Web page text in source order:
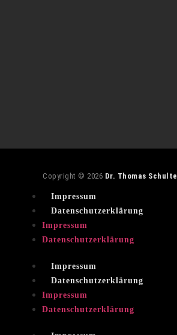
Copyright © 2026 Dr. Thomas Schulte
Impressum
Datenschutzerklärung
Impressum
Datenschutzerklärung
Impressum
Datenschutzerklärung
Impressum
Datenschutzerklärung